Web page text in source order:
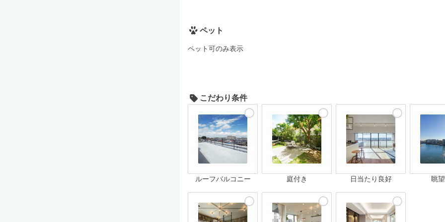
ペット
ペット可のみ表示
こだわり条件
ルーフバルコニー 庭付き 日当たり良好 眺